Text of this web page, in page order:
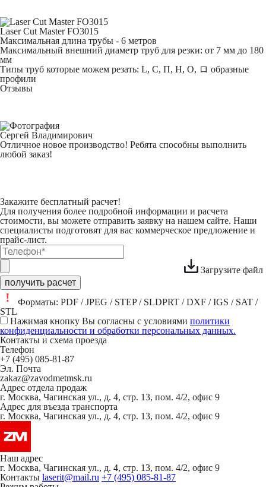
Laser Cut Master FO3015
Максимальная длина трубы - 6 метров
Максимальный внешний диаметр труб для резки: от 7 мм до 180
мм
Типы труб которые можем резать: L, С, П, H, O, ロ образные
профили
Отзывы
Сергей Владимирович
Отличное новое производство! Ребята способны выполнить
любой заказ!
Закажите бесплатный расчет!
Для получения более подробной информации и расчета
стоимости, вы можете отправить заявку на нашем сайте. Наши
специалисты подготовят для вас коммерческое предложение и
прайс-лист.
Загрузите файл
получить расчет
Форматы: PDF / JPEG / STEP / SLDPRT / DXF / IGS / SAT /
STL
Нажимая кнопку Вы согласны с условиями политики
конфиденциальности и обработки персональных данных.
Контакты и схема проезда
Телефон
+7 (495) 085-81-87
Эл. Почта
zakaz@zavodmetmsk.ru
Адрес отдела продаж
г. Москва, Чагинская ул., д. 4, стр. 13, пом. 4/2, офис 9
Адрес для въезда транспорта
г. Москва, Чагинская ул., д. 4, стр. 13, пом. 4/2, офис 9
Наш адрес
г. Москва, Чагинская ул., д. 4, стр. 13, пом. 4/2, офис 9
Контакты laserit@mail.ru +7 (495) 085-81-87